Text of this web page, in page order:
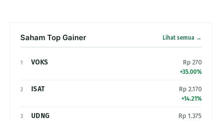
Saham Top Gainer Lihat semua →
1 VOKS Rp 270
+35.00%
2 ISAT Rp 2.170
+14.21%
3 UDNG Rp 1.375